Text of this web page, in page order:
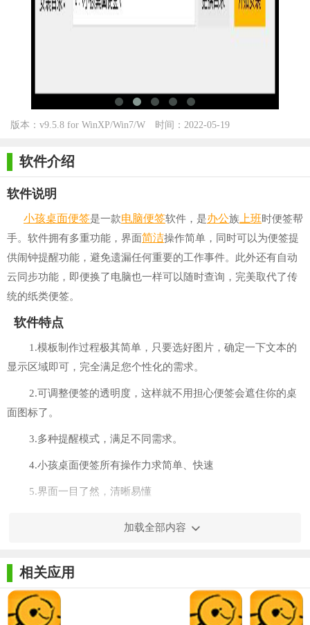
版本：v9.5.8 for WinXP/Win7/W
时间：2022-05-19
软件介绍
软件说明
小孩桌面便签是一款电脑便签软件，是办公族上班时便签帮
手。软件拥有多重功能，界面简洁操作简单，同时可以为便签提
供闹钟提醒功能，避免遗漏任何重要的工作事件。此外还有自动
云同步功能，即便换了电脑也一样可以随时查询，完美取代了传
统的纸类便签。
软件特点
1.模板制作过程极其简单，只要选好图片，确定一下文本的
显示区域即可，完全满足您个性化的需求。
2.可调整便签的透明度，这样就不用担心便签会遮住你的桌
面图标了。
3.多种提醒模式，满足不同需求。
4.小孩桌面便签所有操作力求简单、快速
5.界面一目了然，清晰易懂
功能介绍
1.可自定义便签的大小
2.修改文字的大小，字体，颜色
加载全部内容
相关应用